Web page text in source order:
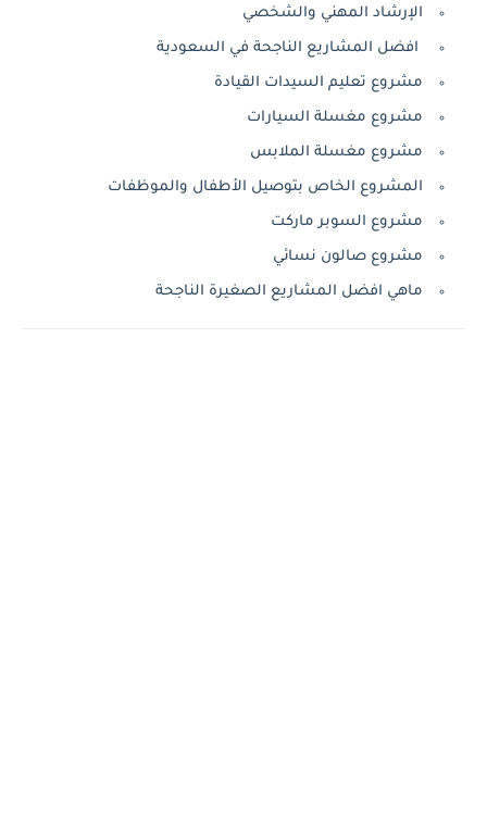
الإرشاد المهني والشخصي
افضل المشاريع الناجحة في السعودية
مشروع تعليم السيدات القيادة
مشروع مغسلة السيارات
مشروع مغسلة الملابس
المشروع الخاص بتوصيل الأطفال والموظفات
مشروع السوبر ماركت
مشروع صالون نسائي
ماهي افضل المشاريع الصغيرة الناجحة